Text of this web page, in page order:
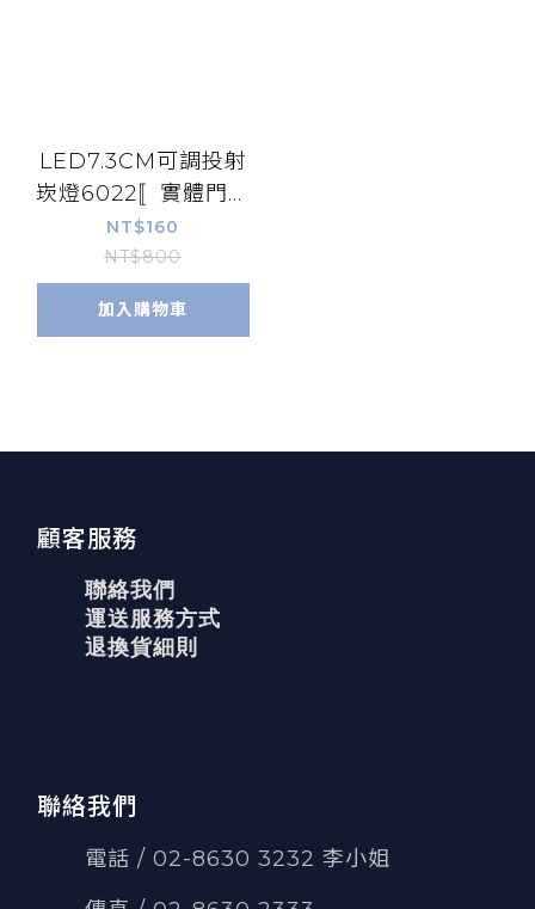
LED7.3CM可調投射
崁燈6022〚實體門市
保固〛
NT$160
NT$800
加入購物車
顧客服務
聯絡我們
運送服務方式
退換貨細則
聯絡我們
電話 / 02-8630 3232 李小姐